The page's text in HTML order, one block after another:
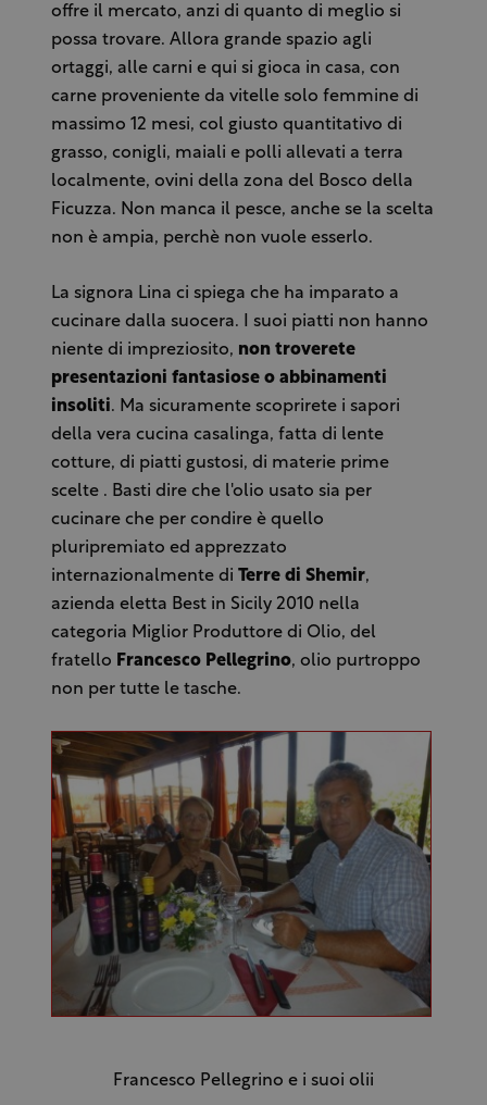
offre il mercato, anzi di quanto di meglio si
possa trovare. Allora grande spazio agli
ortaggi, alle carni e qui si gioca in casa, con
carne proveniente da vitelle solo femmine di
massimo 12 mesi, col giusto quantitativo di
grasso, conigli, maiali e polli allevati a terra
localmente, ovini della zona del Bosco della
Ficuzza. Non manca il pesce, anche se la scelta
non è ampia, perchè non vuole esserlo.
La signora Lina ci spiega che ha imparato a
cucinare dalla suocera. I suoi piatti non hanno
niente di impreziosito, non troverete
presentazioni fantasiose o abbinamenti
insoliti. Ma sicuramente scoprirete i sapori
della vera cucina casalinga, fatta di lente
cotture, di piatti gustosi, di materie prime
scelte . Basti dire che l'olio usato sia per
cucinare che per condire è quello
pluripremiato ed apprezzato
internazionalmente di Terre di Shemir,
azienda eletta Best in Sicily 2010 nella
categoria Miglior Produttore di Olio, del
fratello Francesco Pellegrino, olio purtroppo
non per tutte le tasche.
Francesco Pellegrino e i suoi olii